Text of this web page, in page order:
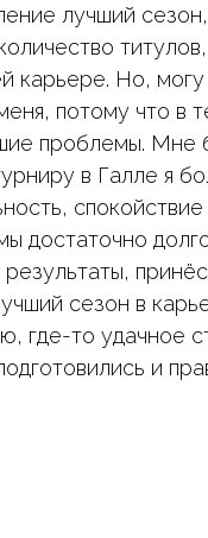
лучший
карьере. Но, могу
потому что в
проблемы. Мне
в Галле я
достаточно
сезон в
где-то удачное
и